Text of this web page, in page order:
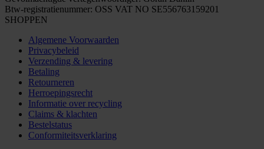
Btw-registratienummer: OSS VAT NO SE556763159201
SHOPPEN
Algemene Voorwaarden
Privacybeleid
Verzending & levering
Betaling
Retourneren
Herroepingsrecht
Informatie over recycling
Claims & klachten
Bestelstatus
Conformiteitsverklaring